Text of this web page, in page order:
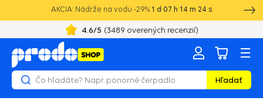
AKCIA: Nádrže na vodu -29% 1 d 07 h 14 m 24 s
4.6/5 (3489 overených recenzií)
Hľadať